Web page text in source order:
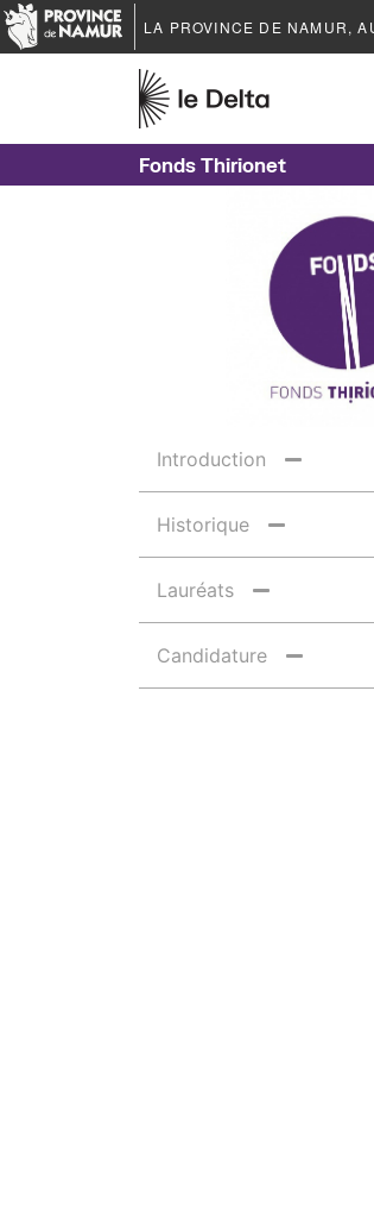
LA PROVINCE DE NAMUR,
Fonds Thirionet
Introduction
Historique
Lauréats
Candidature